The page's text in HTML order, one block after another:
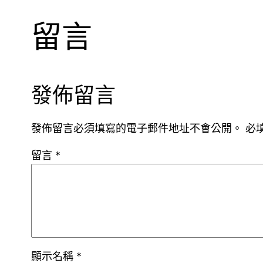
留言
發佈留言
發佈留言必須填寫的電子郵件地址不會公開。 必
留言 *
顯示名稱 *